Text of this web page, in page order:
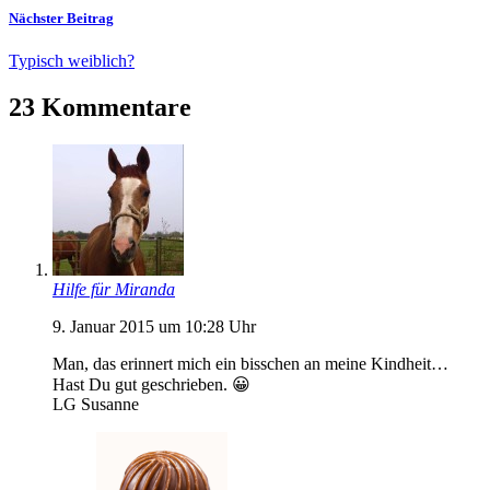
Nächster Beitrag
Typisch weiblich?
23 Kommentare
Hilfe für Miranda
9. Januar 2015 um 10:28 Uhr
Man, das erinnert mich ein bisschen an meine Kindheit…
Hast Du gut geschrieben. 😀
LG Susanne